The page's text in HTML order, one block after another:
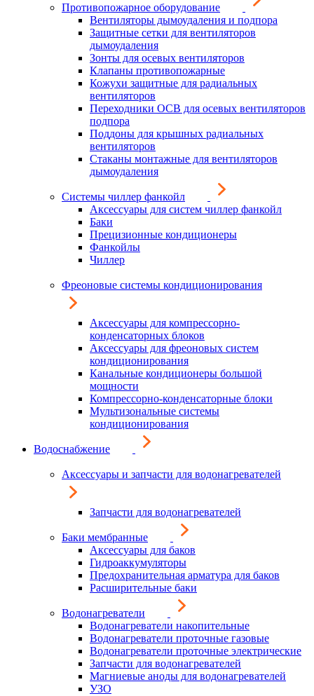
Противопожарное оборудование
Вентиляторы дымоудаления и подпора
Защитные сетки для вентиляторов
дымоудаления
Зонты для осевых вентиляторов
Клапаны противопожарные
Кожухи защитные для радиальных
вентиляторов
Переходники ОСВ для осевых вентиляторов
подпора
Поддоны для крышных радиальных
вентиляторов
Стаканы монтажные для вентиляторов
дымоудаления
Системы чиллер фанкойл
Аксессуары для систем чиллер фанкойл
Баки
Прецизионные кондиционеры
Фанкойлы
Чиллер
Фреоновые системы кондиционирования
Аксессуары для компрессорно-
конденсаторных блоков
Аксессуары для фреоновых систем
кондиционирования
Канальные кондиционеры большой
мощности
Компрессорно-конденсаторные блоки
Мультизональные системы
кондиционирования
Водоснабжение
Аксессуары и запчасти для водонагревателей
Запчасти для водонагревателей
Баки мембранные
Аксессуары для баков
Гидроаккумуляторы
Предохранительная арматура для баков
Расширительные баки
Водонагреватели
Водонагреватели накопительные
Водонагреватели проточные газовые
Водонагреватели проточные электрические
Запчасти для водонагревателей
Магниевые аноды для водонагревателей
УЗО